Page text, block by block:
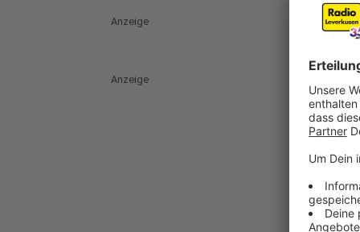
Anzeige
Anzeige